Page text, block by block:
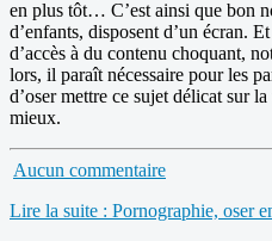
en plus tôt… C’est ainsi que bon
d’enfants, disposent d’un écran.
d’accès à du contenu choquant,
lors, il paraît nécessaire pour les
d’oser mettre ce sujet délicat sur
mieux.
Aucun commentaire
Lire la suite : Pornographie, oser